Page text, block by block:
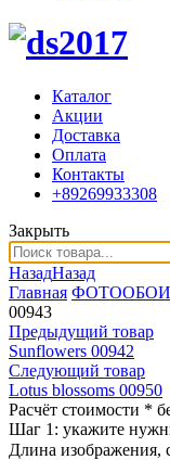
Каталог
Акции
Доставка
Оплата
Контакты
+89269933308
Закрыть
НазадНазад
Главная ФОТООБОИ
00943
Предыдущий товар
Sunflowers 00942
Следующий товар
Lotus blossoms 00950
Расчёт стоимости *
Шаг 1: укажите
Длина изображения,